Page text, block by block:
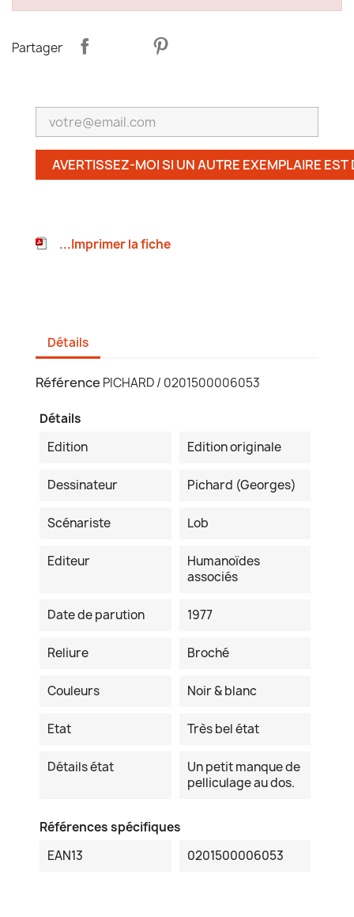
Partager
AVERTISSEZ-MOI SI UN AUTRE EXEMPLAIRE EST
...Imprimer la fiche
Détails
Référence PICHARD / 0201500006053
Détails
Edition
Edition originale
Dessinateur Pichard (Georges)
Scénariste Lob
Editeur
Humanoïdes
associés
Date de parution 1977
Reliure Broché
Couleurs Noir & blanc
Etat Très bel état
Détails état
Un petit manque de
pelliculage au dos.
Références spécifiques
EAN13
0201500006053